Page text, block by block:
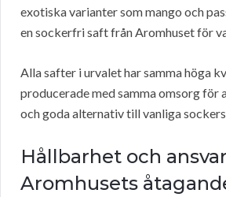
exotiska varianter som mango och
en sockerfri saft från Aromhuset för
Alla safter i urvalet har samma höga
producerade med samma omsorg för
och goda alternativ till vanliga
Hållbarhet och
Aromhusets